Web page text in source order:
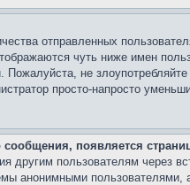
отправленных
чуть ниже имен
не
просто-напросто
появляется
другим пользователям
анонимными